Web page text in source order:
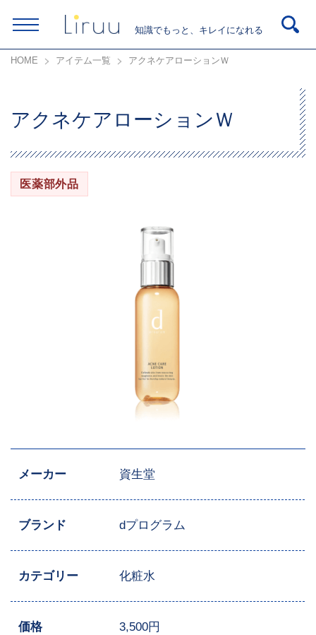
知識でもっと、キレイになれる
HOME アイテム一覧 アクネケアローションＷ
アクネケアローションＷ
医薬部外品
メーカー 資生堂
ブランド dプログラム
カテゴリー 化粧水
価格 3,500円